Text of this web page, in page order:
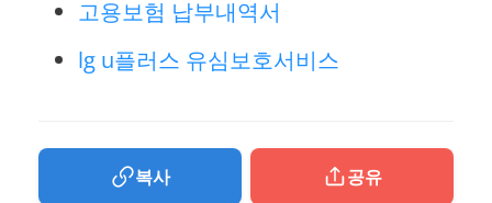
고용보험 납부내역서
lg u플러스 유심보호서비스
복사 공유